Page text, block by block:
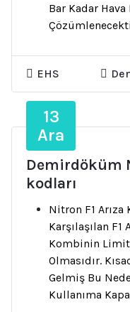
Bar Kadar Hava
EHS
13
Ara
Demirdöküm
kodları
Nitron F1
Karşılaşılan F1
Kombinin Limit
Olmasıdır.
Gelmiş Bu
Kullanıma